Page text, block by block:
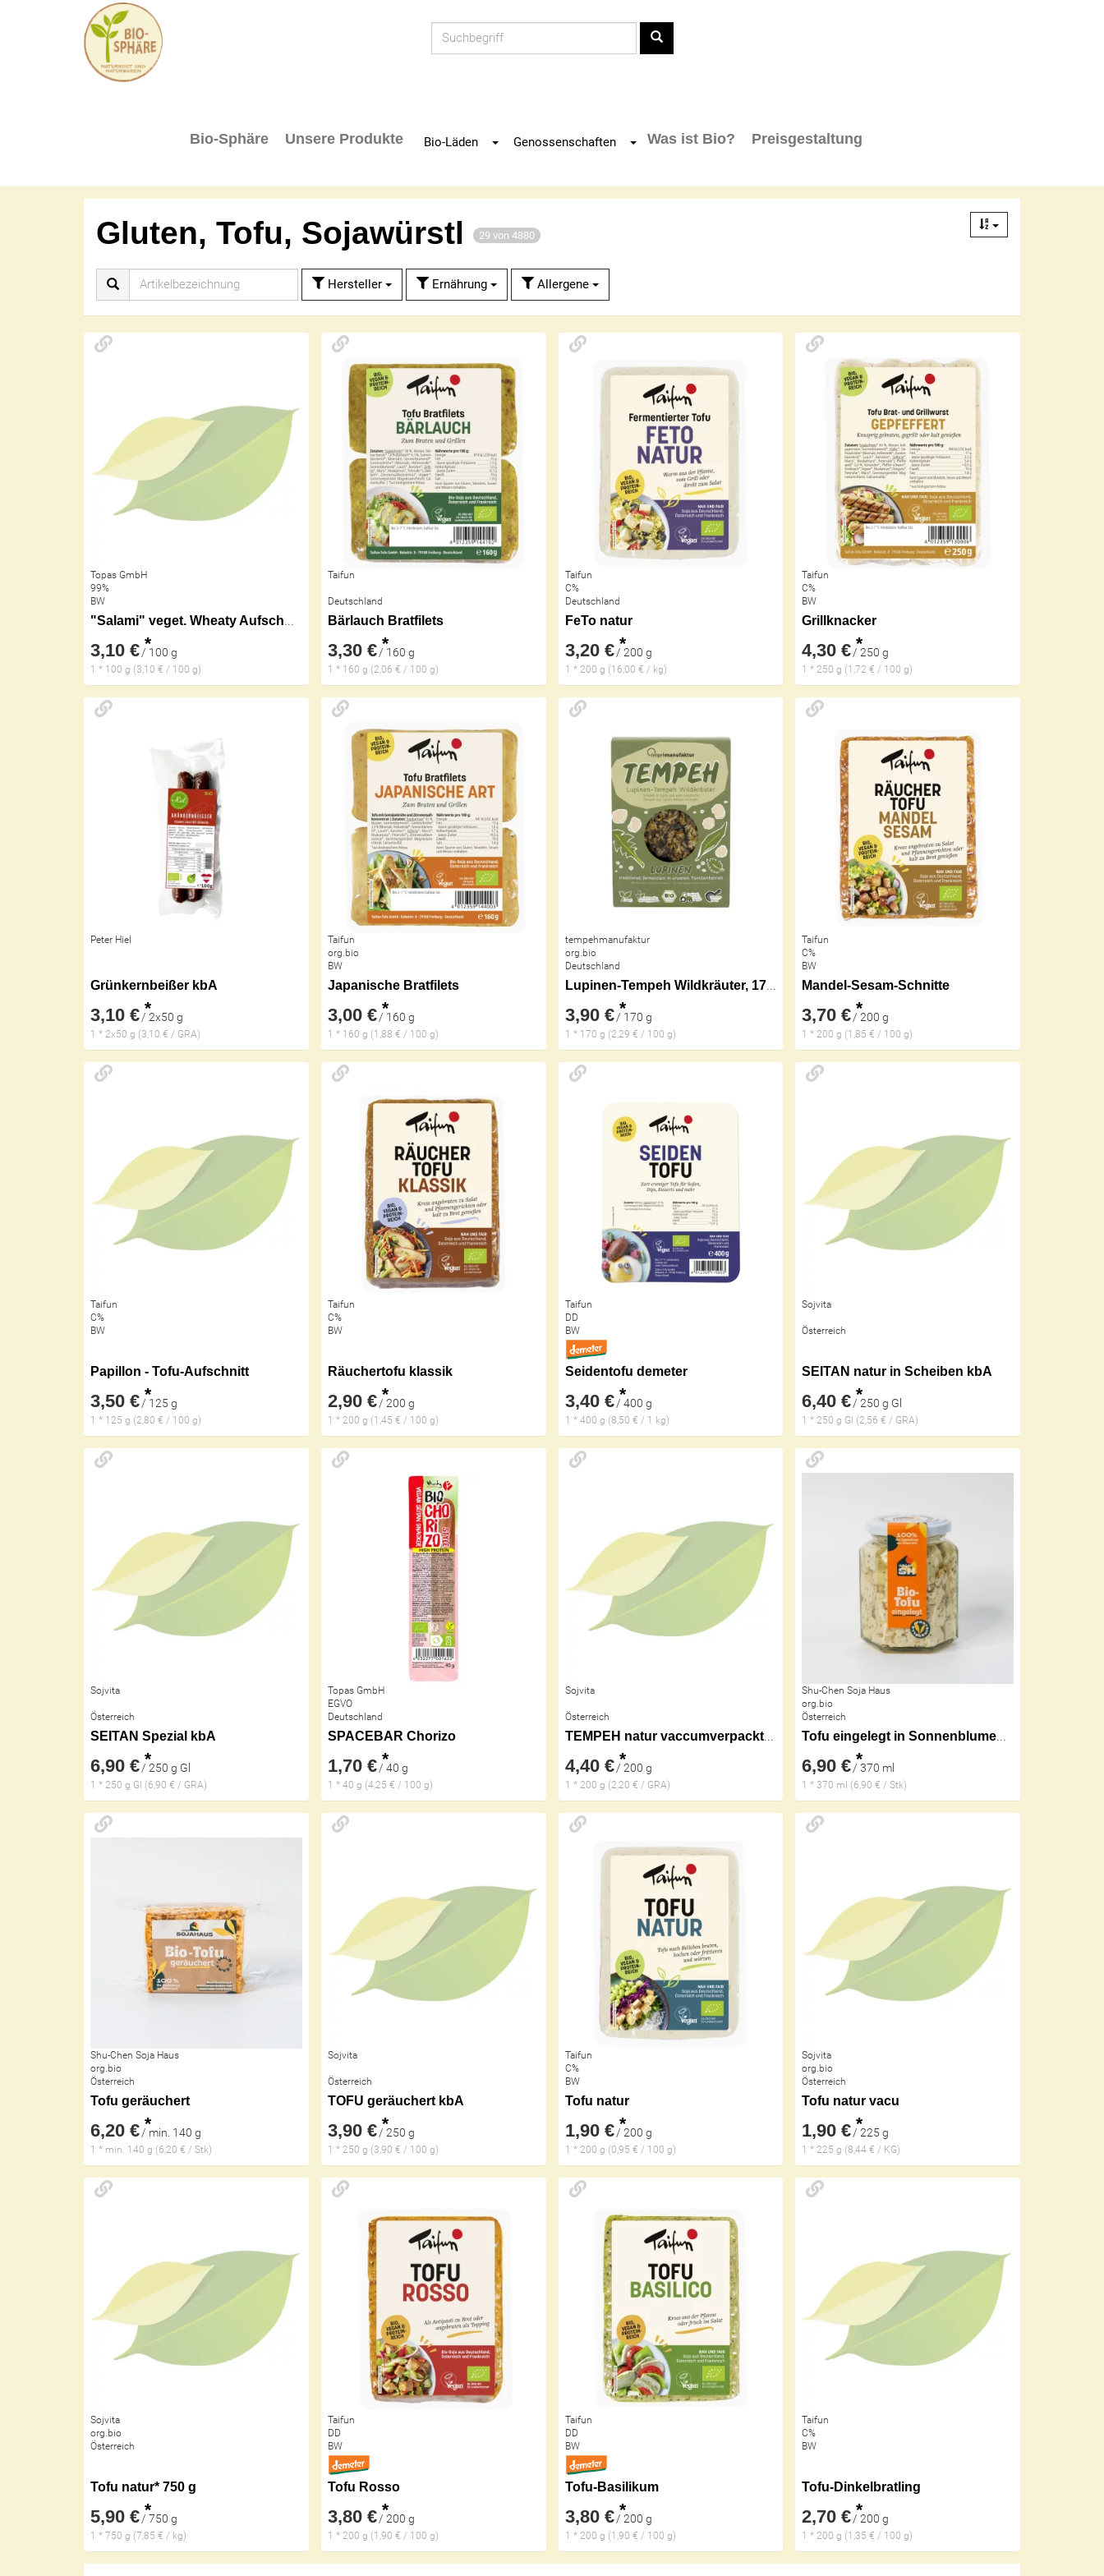
Bio-Sphäre Unsere Produkte Bio-Läden Toggle Dropdown
Genossenschaften Toggle Dropdown
Was ist Bio? Preisgestaltung
Gluten, Tofu, Sojawürstl 29 von 4880
Hersteller Ernährung Allergene
Topas GmbH
99%
BW
"Salami" veget. Wheaty Aufschnitt
3,10 € *
/ 100 g
1 * 100 g (3,10 € / 100 g)
Taifun
Deutschland
Bärlauch Bratfilets
3,30 €*
/ 160 g
1 * 160 g (2,06 € / 100 g)
Taifun
C%
Deutschland
FeTo natur
3,20 €*
/ 200 g
1 * 200 g (16,00 € / kg)
Taifun
C%
BW
Grillknacker
4,30 € *
/ 250 g
1 * 250 g (1,72 € / 100 g)
Peter Hiel
Grünkernbeißer kbA
3,10 € *
/ 2x50 g
1 * 2x50 g (3,10 € / GRA)
Taifun
org.bio
BW
Japanische Bratfilets
3,00 €*
/ 160 g
1 * 160 g (1,88 € / 100 g)
tempehmanufaktur
org.bio
Deutschland
Lupinen-Tempeh Wildkräuter, 170 g
3,90 €*
/ 170 g
1 * 170 g (2,29 € / 100 g)
Taifun
C%
BW
Mandel-Sesam-Schnitte
3,70 € *
/ 200 g
1 * 200 g (1,85 € / 100 g)
Taifun
C%
BW
Papillon - Tofu-Aufschnitt
3,50 € *
/ 125 g
1 * 125 g (2,80 € / 100 g)
Taifun
C%
BW
Räuchertofu klassik
2,90 €*
/ 200 g
1 * 200 g (1,45 € / 100 g)
Taifun
DD
BW
Seidentofu demeter
3,40 €*
/ 400 g
1 * 400 g (8,50 € / 1 kg)
Sojvita
Österreich
SEITAN natur in Scheiben kbA
6,40 € *
/ 250 g Gl
1 * 250 g Gl (2,56 € / GRA)
Sojvita
Österreich
SEITAN Spezial kbA
6,90 € *
/ 250 g Gl
1 * 250 g Gl (6,90 € / GRA)
Topas GmbH
EGVO
Deutschland
SPACEBAR Chorizo
1,70 €*
/ 40 g
1 * 40 g (4,25 € / 100 g)
Sojvita
Österreich
TEMPEH natur vaccumverpackt kbA
4,40 €*
/ 200 g
1 * 200 g (2,20 € / GRA)
Shu-Chen Soja Haus
org.bio
Österreich
Tofu eingelegt in Sonnenblumenöl würzig
6,90 € *
/ 370 ml
1 * 370 ml (6,90 € / Stk)
Shu-Chen Soja Haus
org.bio
Österreich
Tofu geräuchert
6,20 € *
/ min. 140 g
1 * min. 140 g (6,20 € / Stk)
Sojvita
Österreich
TOFU geräuchert kbA
3,90 €*
/ 250 g
1 * 250 g (3,90 € / 100 g)
Taifun
C%
BW
Tofu natur
1,90 €*
/ 200 g
1 * 200 g (0,95 € / 100 g)
Sojvita
org.bio
Österreich
Tofu natur vacu
1,90 € *
/ 225 g
1 * 225 g (8,44 € / KG)
Sojvita
org.bio
Österreich
Tofu natur* 750 g
5,90 € *
/ 750 g
1 * 750 g (7,85 € / kg)
Taifun
DD
BW
Tofu Rosso
3,80 €*
/ 200 g
1 * 200 g (1,90 € / 100 g)
Taifun
DD
BW
Tofu-Basilikum
3,80 €*
/ 200 g
1 * 200 g (1,90 € / 100 g)
Taifun
C%
BW
Tofu-Dinkelbratling
2,70 € *
/ 200 g
1 * 200 g (1,35 € / 100 g)